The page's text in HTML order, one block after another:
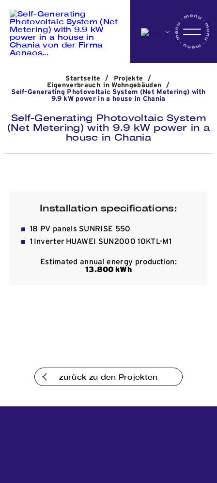
Startseite
Das Unternehmen
Aktivitäten
Kommunikation
Startseite / Projekte
/
Eigenverbrauch in Wohngebäuden
/
Self-Generating Photovoltaic System (Net Metering) with
9.9 kW power in a house in Chania
Self-Generating Photovoltaic System
(Net Metering) with 9.9 kW power in a
house in Chania
Installation specifications:
18 PV panels SUNRISE 550
1 Inverter HUAWEI SUN2000 10KTL-Μ1
Estimated annual energy production:
13.800 kWh
zurück zu den Projekten